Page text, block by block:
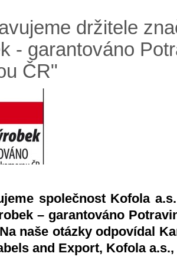
držitele
- garantováno
ČR"
společnost Kofola
– garantováno
naše otázky odpovídal
and Export, Kofola